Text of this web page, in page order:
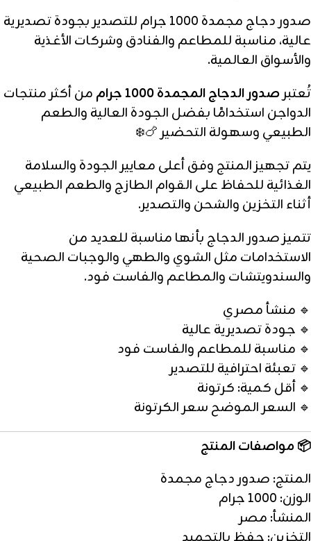
صدور دجاج مجمدة 1000 جرام للتصدير بجودة تصديرية
عالية، مناسبة للمطاعم والفنادق وشركات الأغذية
والأسواق العالمية.
تُعتبر صدور الدجاج المجمدة 1000 جرام
من أكثر منتجات
الدواجن استخدامًا بفضل الجودة العالية والطعم
الطبيعي وسهولة التحضير 🍗❄️
يتم تجهيز المنتج وفق أعلى معايير الجودة والسلامة
الغذائية للحفاظ على القوام الطازج والطعم الطبيعي
أثناء التخزين والشحن والتصدير.
تتميز صدور الدجاج بأنها مناسبة للعديد من
الاستخدامات مثل الشوي والطهي والوجبات الصحية
والسندويتشات والمطاعم والفاست فود.
🔹 منشأ مصري
🔹 جودة تصديرية عالية
🔹 مناسبة للمطاعم والفاست فود
🔹 تعبئة احترافية للتصدير
🔹 أقل كمية: كرتونة
🔹 السعر الموضح سعر الكرتونة
📦 مواصفات المنتج
المنتج: صدور دجاج مجمدة
الوزن: 1000 جرام
المنشأ: مصر